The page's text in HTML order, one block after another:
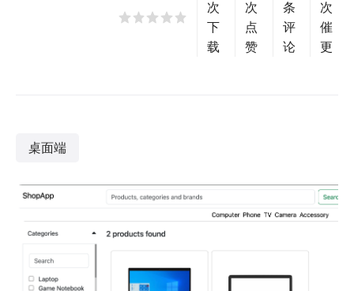
次
下
载
次
点
赞
条
评
论
次
催
更
桌面端